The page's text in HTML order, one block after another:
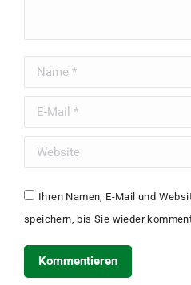
Name *
E-Mail *
Website
Ihren Namen, E-Mail und
speichern, bis Sie wieder
Kommentieren